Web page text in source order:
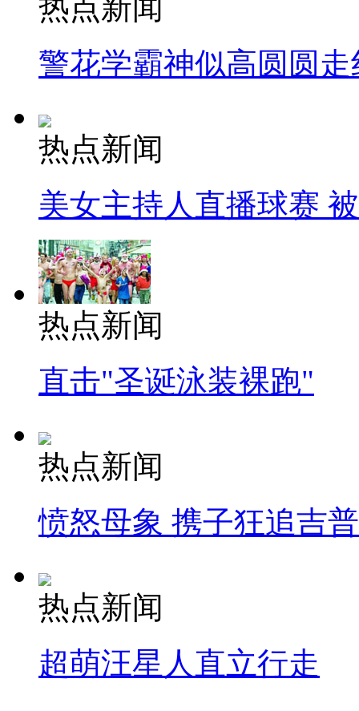
热点新闻
警花学霸神似高圆圆走
热点新闻
美女主持人直播球赛
热点新闻
直击"圣诞泳装裸跑"
热点新闻
愤怒母象 携子狂追吉
热点新闻
超萌汪星人直立行走